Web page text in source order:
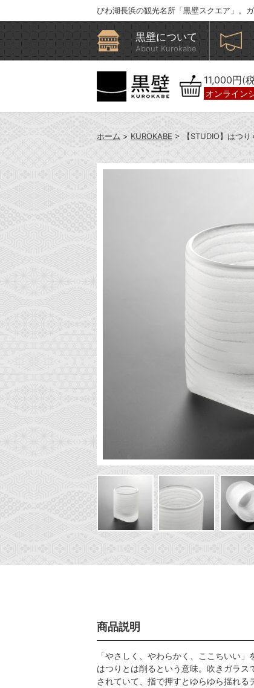
びわ湖長浜の観光名所「黒壁スクエア」。
黒壁について
About Kurokabe
11,000円(
オンライン
ホーム > KUROKABE > 【STUDIO】はつり
商品説明
「やさしく、やわらかく、ここちいい
はつりとは削るという意味。吹きガラ
されていて、指で押すとゆらゆら揺れる